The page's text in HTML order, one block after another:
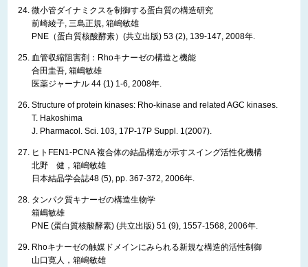
微小管ダイナミクスを制御する蛋白質の構造研究
前崎綾子, 三島正規, 箱嶋敏雄
PNE（蛋白質核酸酵素）(共立出版) 53 (2), 139-147, 2008年.
血管収縮阻害剤：Rhoキナーゼの構造と機能
合田圭吾, 箱嶋敏雄
医薬ジャーナル 44 (1) 1-6, 2008年.
Structure of protein kinases: Rho-kinase and related AGC kinases.
T. Hakoshima
J. Pharmacol. Sci. 103, 17P-17P Suppl. 1(2007).
ヒトFEN1-PCNA 複合体の結晶構造が示すスイング活性化機構
北野 健，箱嶋敏雄
日本結晶学会誌48 (5), pp. 367-372, 2006年.
タンパク質キナーゼの構造生物学
箱嶋敏雄
PNE (蛋白質核酸酵素) (共立出版) 51 (9), 1557-1568, 2006年.
Rhoキナーゼの触媒ドメインにみられる新規な構造的活性制御
山口寛人，箱嶋敏雄